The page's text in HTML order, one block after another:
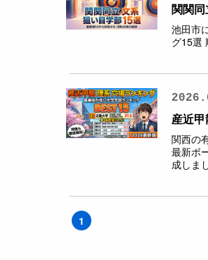
関関
池田市
グ15選
産近
関西の
最新ボ
成しま
1